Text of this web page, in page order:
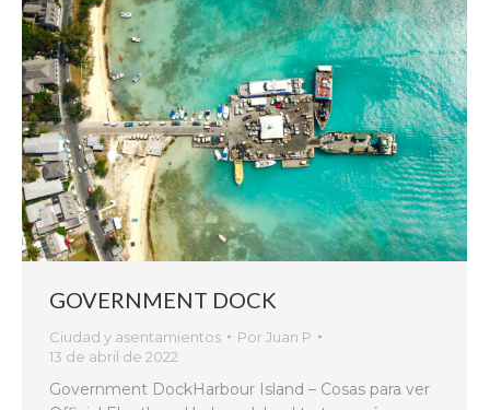
GOVERNMENT DOCK
Ciudad y asentamientos PorJuan P
13 de abril de 2022
Government DockHarbour Island – Cosas para ver